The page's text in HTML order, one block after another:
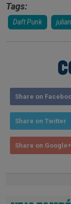
Tags:
Daft Punk
Share on
Share on Twitter
Share on Google+